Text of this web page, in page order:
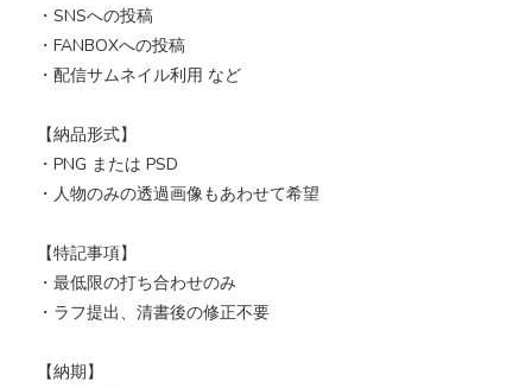
・SNSへの投稿
・FANBOXへの投稿
・配信サムネイル利用 など
【納品形式】
・PNG または PSD
・人物のみの透過画像もあわせて希望
【特記事項】
・最低限の打ち合わせのみ
・ラフ提出、清書後の修正不要
【納期】